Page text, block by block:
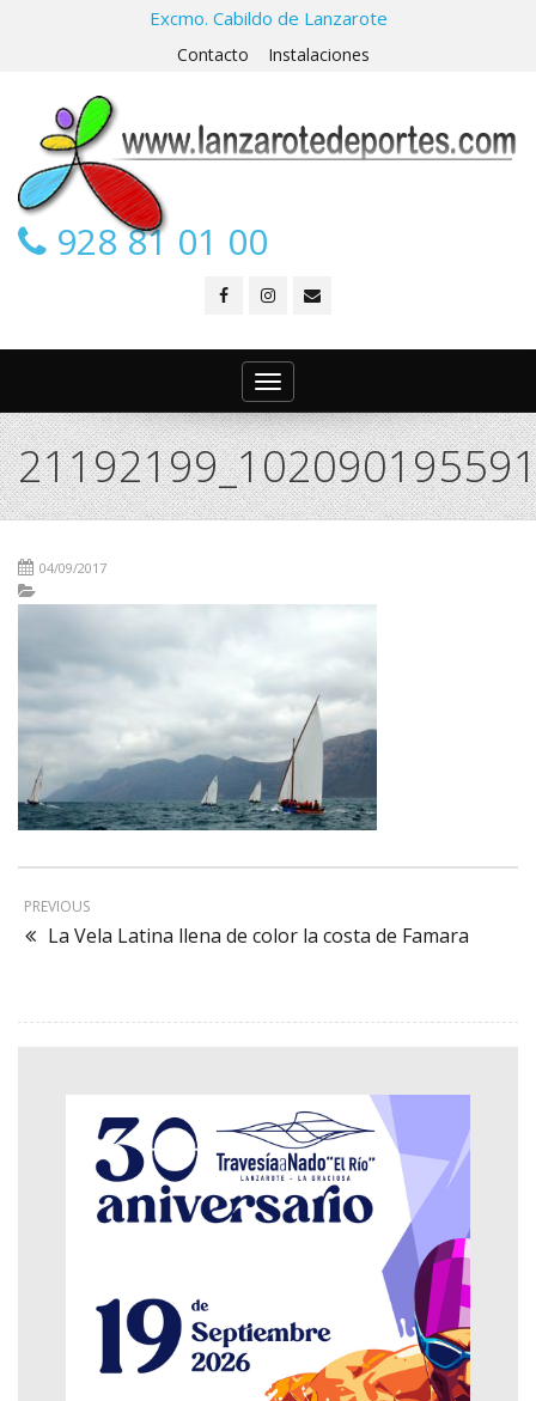
Excmo. Cabildo de Lanzarote
Contacto Instalaciones
928 81 01 00
Toggle
navigation
04/09/2017
PREVIOUS
La Vela Latina llena de color la costa de Famara